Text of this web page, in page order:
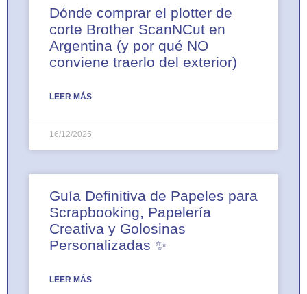
Dónde comprar el plotter de
corte Brother ScanNCut en
Argentina (y por qué NO
conviene traerlo del exterior)
LEER MÁS
16/12/2025
Guía Definitiva de Papeles para
Scrapbooking, Papelería
Creativa y Golosinas
Personalizadas ✨
LEER MÁS